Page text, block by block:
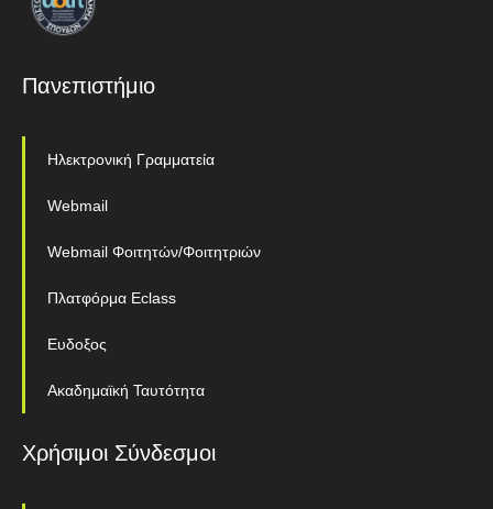
Πανεπιστήμιο
Ηλεκτρονική Γραμματεία
Webmail
Webmail Φοιτητών/Φοιτητριών
Πλατφόρμα Eclass
Ευδοξος
Ακαδημαϊκή Ταυτότητα
Χρήσιμοι Σύνδεσμοι